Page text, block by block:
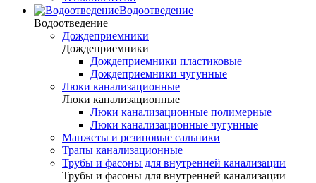
Водоотведение
Водоотведение
Дождеприемники
Дождеприемники
Дождеприемники пластиковые
Дождеприемники чугунные
Люки канализационные
Люки канализационные
Люки канализационные полимерные
Люки канализационные чугунные
Манжеты и резиновые сальники
Трапы канализационные
Трубы и фасоны для внутренней канализации
Трубы и фасоны для внутренней канализации